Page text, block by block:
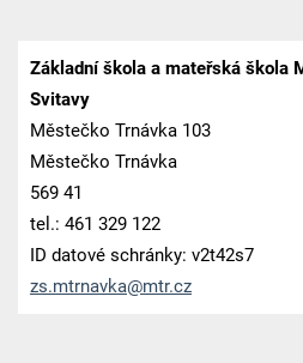
Základní škola a mateřská škola
Svitavy
Městečko Trnávka 103
Městečko Trnávka
569 41
tel.: 461 329 122
ID datové schránky: v2t42s7
zs.mtrnavka@mtr.cz